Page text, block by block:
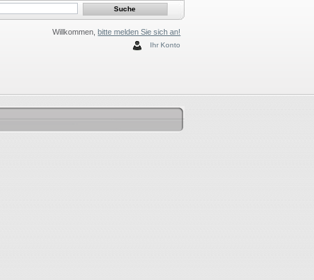
Willkommen,bitte melden Sie sich an!
Ihr Konto